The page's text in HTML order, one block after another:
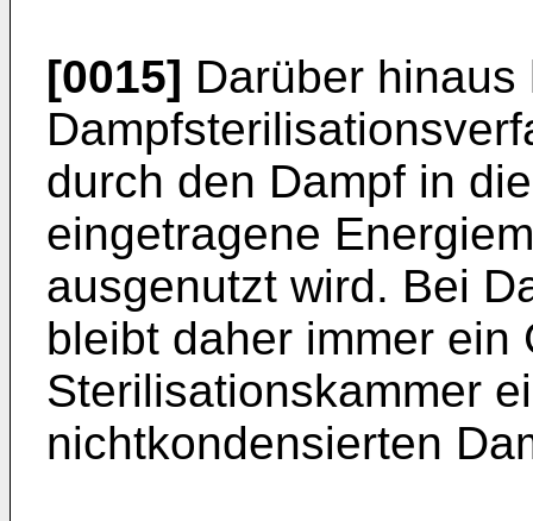
[0015] Darüber
durch den Dampf in
eingetragene
ausgenutzt wird. Bei
bleibt daher immer ein
Sterilisationskammer
nichtkondensierten